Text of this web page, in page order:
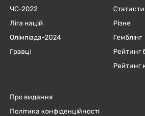
ЧC-2022
Ліга націй
Олімпіада-2024
Гравці
Різне
Гемблінг
Рейтинг
Рейтинг
Про видання
Політика конфіденційності